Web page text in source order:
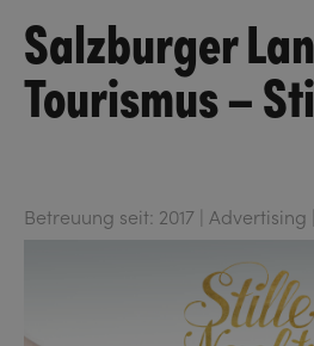
Salzburger
Tourismus –
Betreuung seit: 2017 | Advertising